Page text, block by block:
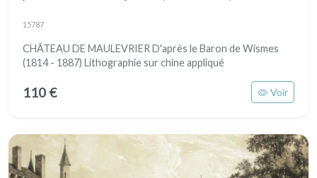
15787
CHÂTEAU DE MAULEVRIER D'après le Baron de Wismes
(1814 - 1887) Lithographie sur chine appliqué
110 € Voir